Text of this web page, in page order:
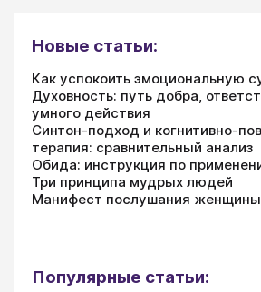
Новые статьи:
Как успокоить эмоциональную
Духовность: путь добра,
умного действия
Синтон-подход и когнитивно-
терапия: сравнительный анализ
Обида: инструкция по
Три принципа мудрых людей
Манифест послушания женщины
Популярные статьи: